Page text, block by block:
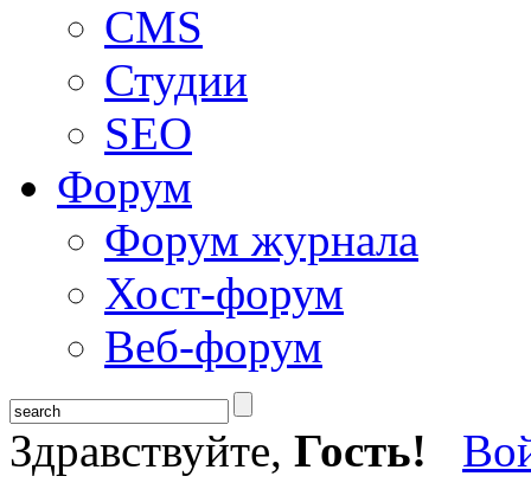
CMS
Студии
SEO
Форум
Форум журнала
Хост-форум
Веб-форум
Здравствуйте, Гость!